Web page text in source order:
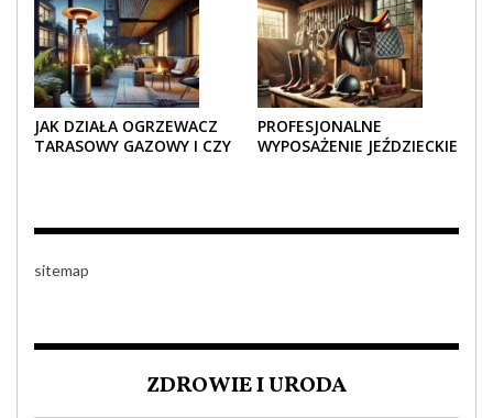
ZIMĄ?
JAK DZIAŁA OGRZEWACZ
TARASOWY GAZOWY I CZY
PROFESJONALNE
WYPOSAŻENIE JEŹDZIECKIE
sitemap
ZDROWIE I URODA